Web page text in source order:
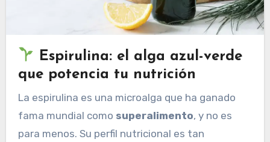
Espirulina: el alga azul-verde
que potencia tu nutrición
La espirulina es una microalga que ha ganado
fama mundial como superalimento, y no es
para menos. Su perfil nutricional es tan